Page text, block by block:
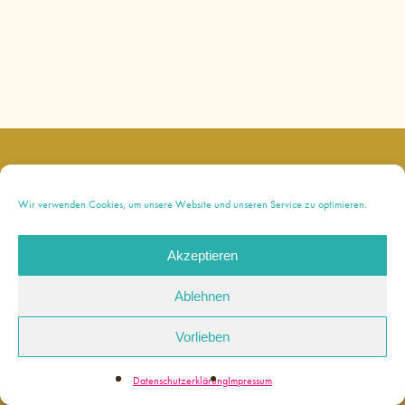
Wir verwenden Cookies, um unsere Website und unseren Service zu optimieren.
Akzeptieren
Ablehnen
Vorlieben
DatenschutzerklärungImpressum
instagram
© 2026 Bianca Paola. |
Datenschutzerklärung
Made with love byWerkstatt für Digitales